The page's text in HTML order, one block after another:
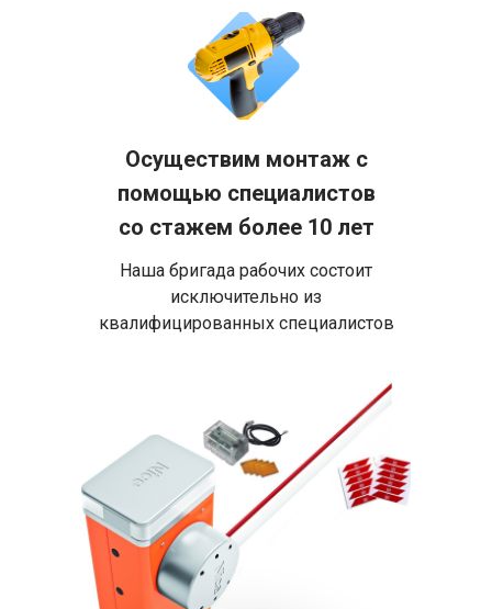
Осуществим монтаж с
помощью специалистов
со стажем более 10 лет
Наша бригада рабочих состоит
исключительно из
квалифицированных специалистов